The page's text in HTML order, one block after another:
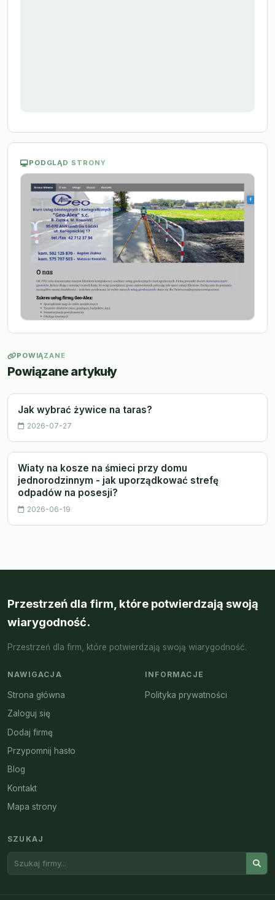
PODGLĄD STRONY
POWIĄZANE
Powiązane artykuły
Jak wybrać żywice na taras?
2026-07-27
Wiaty na kosze na śmieci przy domu
jednorodzinnym - jak uporządkować strefę
odpadów na posesji?
2026-06-19
Przestrzeń dla firm, które potwierdzają swoją
wiarygodność.
Przestrzeń dla firm, które potwierdzają swoją wiarygodność.
NAWIGACJA
Strona główna
Zaloguj się
Dodaj firmę
Przypomnij hasło
Blog
Kontakt
Mapa strony
INFORMACJE
Polityka prywatności
SZUKAJ